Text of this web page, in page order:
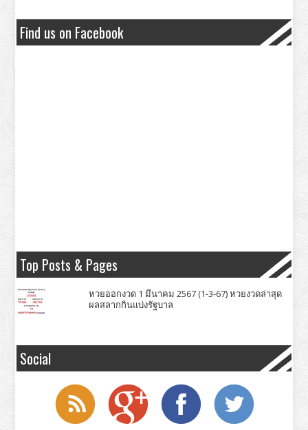
Find us on Facebook
Top Posts & Pages
หวยออกงวด 1 มีนาคม 2567 (1-3-67) หวยงวดล่าสุด
ผลสลากกินแบ่งรัฐบาล
Social